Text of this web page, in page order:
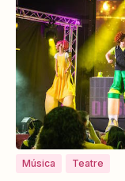
Música Teatre